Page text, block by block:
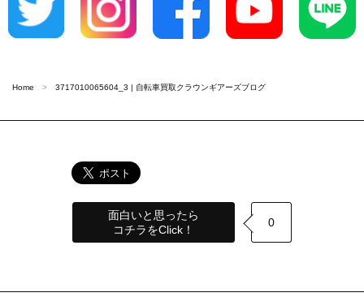
Home 3717010065604_3 | 自転車買取クラウンギアーズブログ
面白いと思ったら
コチラをClick！
0